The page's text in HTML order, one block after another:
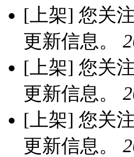
[上架] 您关
更新信息。
[上架] 您关
更新信息。
[上架] 您关
更新信息。